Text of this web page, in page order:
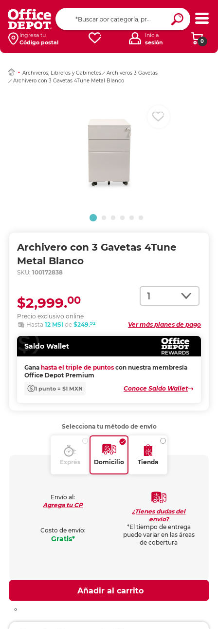
Ingresa tu
Código postal
0
Inicia
sesión
Archiveros, Libreros y Gabinetes
Archiveros 3 Gavetas
Archivero con 3 Gavetas 4Tune Metal Blanco
Archivero con 3 Gavetas 4Tune
Metal Blanco
SKU: 100172838
Cantidad
Precio exclusivo online
$2,999.00
Ver más planes de pago
Hasta 12 MSI de $249.92
Saldo Wallet
Gana hasta el triple de puntos con nuestra membresía
Office Depot Premium
1 punto = $1 MXN Conoce Saldo Wallet
Ingresar Codigo
Selecciona tu método de envío
Exprés Domicilio Tienda
Envío al:
Agrega tu CP
Costo de envío:
Gratis*
¿Tienes dudas del
envío?
*El tiempo de entrega
puede variar en las áreas
de cobertura
Añadir al carrito